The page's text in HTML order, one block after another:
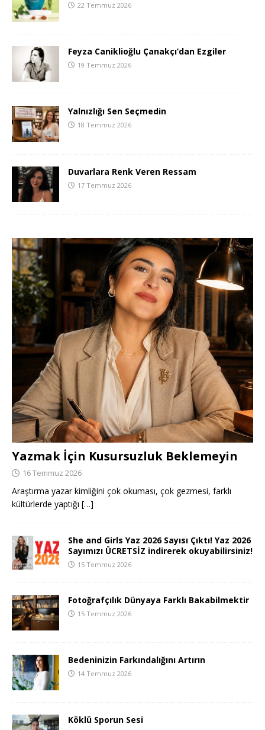
22 Temmuz 2026
Feyza Caniklioğlu Çanakçı’dan Ezgiler
19 Temmuz 2026
Yalnızlığı Sen Seçmedin
18 Temmuz 2026
Duvarlara Renk Veren Ressam
17 Temmuz 2026
Yazmak İçin Kusursuzluk Beklemeyin
16 Temmuz 2026
Araştırma yazar kimliğini çok okuması, çok gezmesi, farklı
kültürlerde yaptığı […]
She and Girls Yaz 2026 Sayısı Çıktı! Yaz 2026
Sayımızı ÜCRETSİZ indirerek okuyabilirsiniz!
15 Temmuz 2026
Fotoğrafçılık Dünyaya Farklı Bakabilmektir
15 Temmuz 2026
Bedeninizin Farkındalığını Artırın
14 Temmuz 2026
Köklü Sporun Sesi